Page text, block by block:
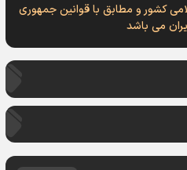
کشور و مطابق با قوانین جمهوری
می باشد